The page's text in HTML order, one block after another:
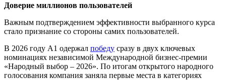
Доверие миллионов пользователей
Важным подтверждением эффективности выбранного курса
стало признание со стороны самих пользователей.
В 2026 году А1 одержал победу сразу в двух ключевых
номинациях независимой Международной бизнес-премии
«Народный выбор – 2026». По итогам открытого народного
голосования компания заняла первые места в категориях